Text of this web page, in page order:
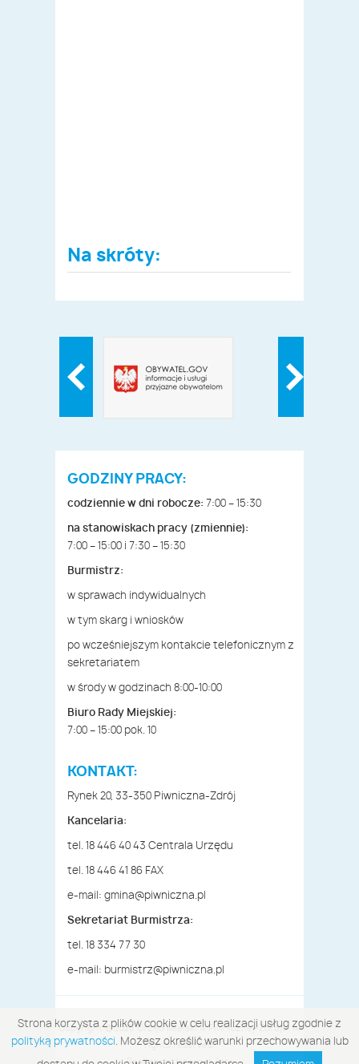
Na skróty:
GODZINY PRACY:
codziennie w dni robocze: 7:00 – 15:30
na stanowiskach pracy (zmiennie):
7:00 – 15:00 i 7:30 – 15:30
Burmistrz:
w sprawach indywidualnych
w tym skarg i wniosków
po wcześniejszym kontakcie telefonicznym z
sekretariatem
w środy w godzinach 8:00-10:00
Biuro Rady Miejskiej:
7:00 – 15:00 pok. 10
KONTAKT:
Rynek 20, 33-350 Piwniczna-Zdrój
Kancelaria:
tel. 18 446 40 43 Centrala Urzędu
tel. 18 446 41 86 FAX
e-mail: gmina@piwniczna.pl
Sekretariat Burmistrza:
tel. 18 334 77 30
e-mail: burmistrz@piwniczna.pl
Copyright © 2026 Urząd Miejski w Piwnicznej-Zdroju. All
rights reserved.
Realizacja: Internet Arts
Strona korzysta z plików cookie w celu realizacji usług zgodnie z
polityką prywatności. Możesz określić warunki przechowywania lub